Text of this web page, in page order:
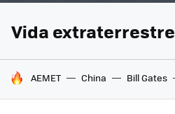
Vida extraterrestre
HOY SE HABLA DE
AEMET China Bill Gates